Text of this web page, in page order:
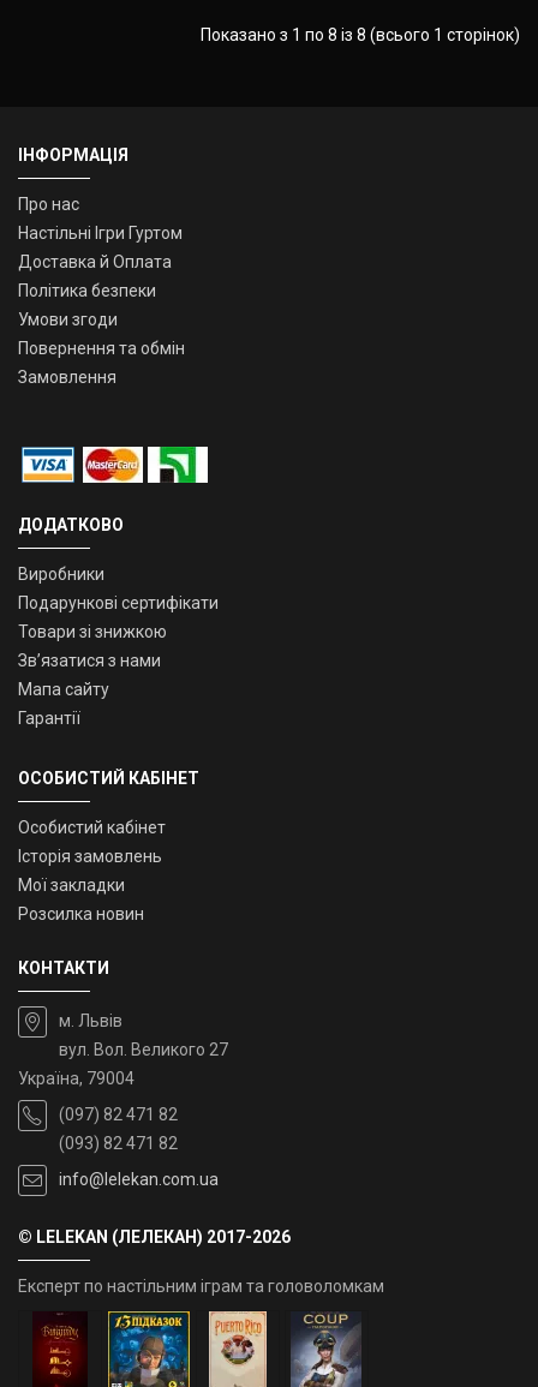
Показано з 1 по 8 із 8 (всього 1 сторінок)
ІНФОРМАЦІЯ
Про нас
Настільні Ігри Гуртом
Доставка й Оплата
Політика безпеки
Умови згоди
Повернення та обмін
Замовлення
ДОДАТКОВО
Виробники
Подарункові сертифікати
Товари зі знижкою
Зв’язатися з нами
Мапа сайту
Гарантії
ОСОБИСТИЙ КАБІНЕТ
Особистий кабінет
Історія замовлень
Мої закладки
Розсилка новин
КОНТАКТИ
м. Львів
вул. Вол. Великого 27
Україна, 79004
(097) 82 471 82
(093) 82 471 82
info@lelekan.com.ua
© LELEKAN (ЛЕЛЕКАН) 2017-2026
Експерт по настільним іграм та головоломкам